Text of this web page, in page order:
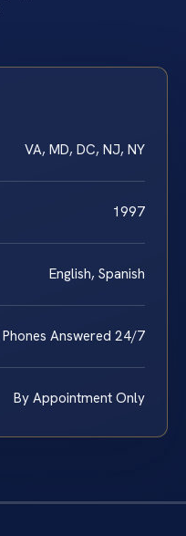
VA, MD, DC, NJ, NY
1997
English, Spanish
Phones Answered 24/7
By Appointment Only